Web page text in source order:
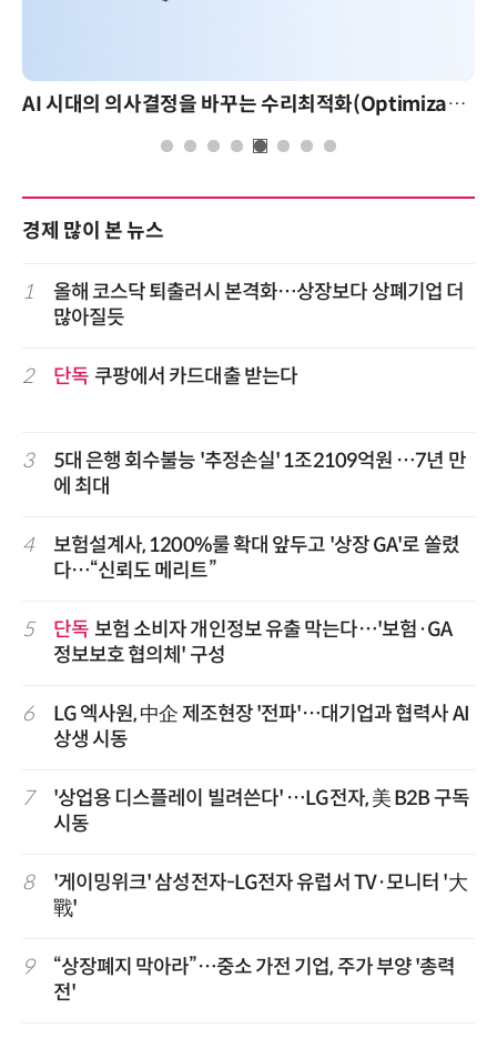
AI 시대의 의사결정을 바꾸는 수리최적화(Optimization): 실제 산업 적용 사례와 활용 전략 AI 핀옵스 실전 세미나
경제 많이 본 뉴스
1
올해 코스닥 퇴출러시 본격화…상장보다 상폐기업 더
많아질듯
2 단독 쿠팡에서 카드대출 받는다
3
5대 은행 회수불능 '추정손실' 1조2109억원 …7년 만
에 최대
4
보험설계사, 1200%룰 확대 앞두고 '상장 GA'로 쏠렸
다…“신뢰도 메리트”
5 단독 보험 소비자 개인정보 유출 막는다…'보험·GA
정보보호 협의체' 구성
6
LG 엑사원, 中企 제조현장 '전파'…대기업과 협력사 AI
상생 시동
7
'상업용 디스플레이 빌려쓴다' …LG전자, 美 B2B 구독
시동
8
'게이밍위크' 삼성전자-LG전자 유럽서 TV·모니터 '大
戰'
9
“상장폐지 막아라”…중소 가전 기업, 주가 부양 '총력
전'